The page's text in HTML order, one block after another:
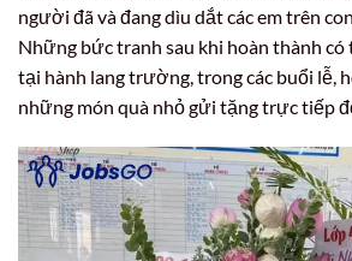
người đã và đang dìu dắt các em trên
Những bức tranh sau khi hoàn thành
tại hành lang trường, trong các buổi lễ,
những món quà nhỏ gửi tặng trực tiếp